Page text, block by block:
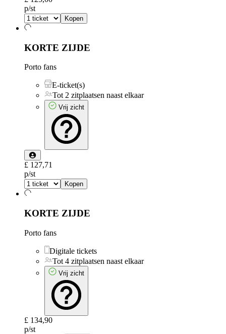
p/st
Kopen
KORTE ZIJDE
Porto fans
E-ticket(s)
Tot 2 zitplaatsen naast elkaar
Vrij zicht
£ 127,71
p/st
Kopen
KORTE ZIJDE
Porto fans
Digitale tickets
Tot 4 zitplaatsen naast elkaar
Vrij zicht
£ 134,90
p/st